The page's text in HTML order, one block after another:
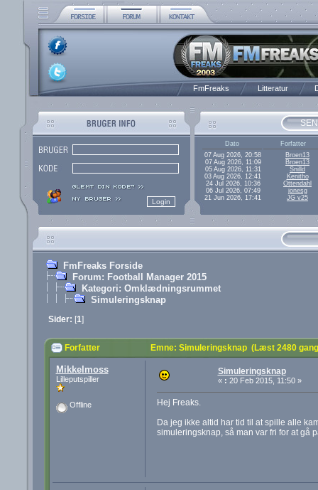
FmFreaks Litteratur
Dato
Forfatter
07 Aug 2026, 20:58
Broen13
07 Aug 2026, 11:09
Broen13
05 Aug 2026, 11:31
Snilld
03 Aug 2026, 12:41
Kenitho
24 Jul 2026, 10:36
Ottendahl
06 Jul 2026, 07:49
jonesg
21 Jun 2026, 17:41
JG v25
FmFreaks Forside
Forum: Football Manager 2015
Kategori: Omklædningsrummet
Simuleringsknap
Sider: [1]
Forfatter Emne: Simuleringsknap (Læst 2480
Mikkelmoss
Lilleputspiller
Offline
Simuleringsknap
« : 20 Feb 2015, 11:50 »
Hej Freaks.
Da jeg ikke altid har tid til at spille alle
simuleringsknap, så man var fri for at gå